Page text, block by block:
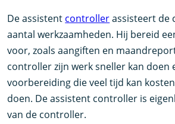
De assistent controllerassisteert de
aantal werkzaamheden. Hij bereid
voor, zoals aangiften en
controller zijn werk sneller kan doen
voorbereiding die veel tijd kan
doen. De assistent controller is
van de controller.